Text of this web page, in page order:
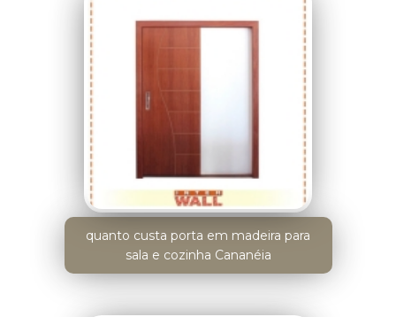
quanto custa porta em madeira para
sala e cozinha Cananéia